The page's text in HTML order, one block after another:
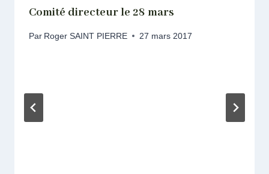
Comité directeur le 28 mars
Par Roger SAINT PIERRE 27 mars 2017